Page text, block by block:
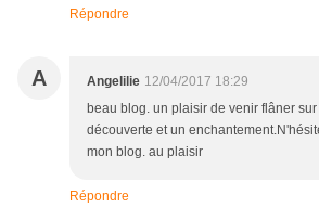
Répondre
A Angelilie 12/04/2017 18:29
beau blog. un plaisir de venir flâner
découverte et un
mon blog. au plaisir
Répondre